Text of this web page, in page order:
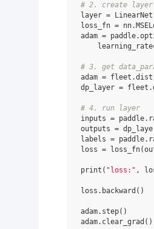
# 2. create layer
layer = LinearNet
loss_fn = nn.
adam = paddle.
learning_rate
# 3. get
adam = fleet .
dp_layer = fleet .
# 4. run layer
inputs = paddle.
outputs =
labels = paddle.
loss = loss_fn(
print ( "loss:" ,
loss . backward ()
adam. step()
adam. clear_grad ()